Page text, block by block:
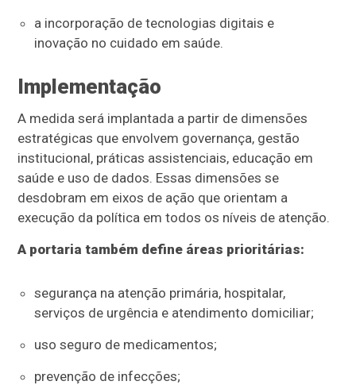
a incorporação de tecnologias digitais e
inovação no cuidado em saúde.
Implementação
A medida será implantada a partir de dimensões
estratégicas que envolvem governança, gestão
institucional, práticas assistenciais, educação em
saúde e uso de dados. Essas dimensões se
desdobram em eixos de ação que orientam a
execução da política em todos os níveis de atenção.
A portaria também define áreas prioritárias:
segurança na atenção primária, hospitalar,
serviços de urgência e atendimento domiciliar;
uso seguro de medicamentos;
prevenção de infecções;